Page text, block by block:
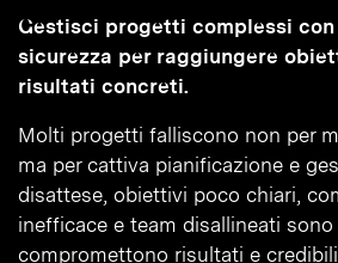
Gestisci progetti complessi con
sicurezza per raggiungere
risultati concreti.
Molti progetti falliscono non per
ma per cattiva pianificazione e
disattese, obiettivi poco chiari,
inefficace e team disallineati
compromettono risultati e